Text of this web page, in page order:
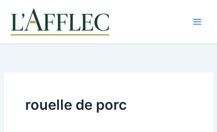
contenu
rouelle de porc